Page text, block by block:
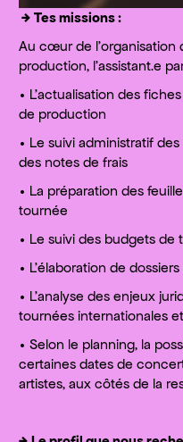
→ Tes missions :
Au cœur de l’organisation
production, l’assistant.e
• L’actualisation des
de production
• Le suivi administratif
des notes de frais
• La préparation des
tournée
• Le suivi des budgets de
• L'élaboration de
• L'analyse des enjeux
tournées internationales
• Selon le planning, la
certaines dates de
artistes, aux côtés de la